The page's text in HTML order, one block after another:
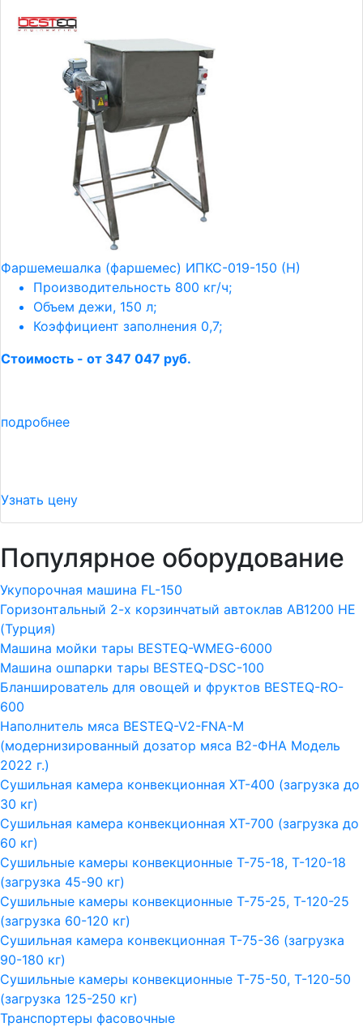
Фаршемешалка (фаршемес) ИПКС-019-150 (Н)
Производительность 800 кг/ч;
Объем дежи, 150 л;
Коэффициент заполнения 0,7;
Стоимость - от 347 047 руб.
подробнее
Узнать цену
Популярное оборудование
Укупорочная машина FL-150
Горизонтальный 2-х корзинчатый автоклав АВ1200 HE
(Турция)
Машина мойки тары BESTEQ-WMEG-6000
Машина ошпарки тары BESTEQ-DSC-100
Бланширователь для овощей и фруктов BESTEQ-RO-
600
Наполнитель мяса BESTEQ-V2-FNA-M
(модернизированный дозатор мяса В2-ФНА Модель
2022 г.)
Сушильная камера конвекционная ХТ-400 (загрузка до
30 кг)
Сушильная камера конвекционная ХТ-700 (загрузка до
60 кг)
Сушильные камеры конвекционные Т-75-18, Т-120-18
(загрузка 45-90 кг)
Сушильные камеры конвекционные Т-75-25, Т-120-25
(загрузка 60-120 кг)
Сушильная камера конвекционная Т-75-36 (загрузка
90-180 кг)
Сушильные камеры конвекционные Т-75-50, Т-120-50
(загрузка 125-250 кг)
Транспортеры фасовочные